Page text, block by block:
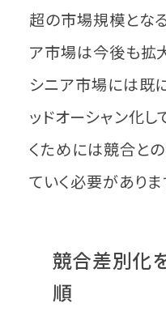
超の市場規模とな
ア市場は今後も拡
シニア市場には既
ッドオーシャン化
くためには競合と
ていく必要がありま
競合差別化
順